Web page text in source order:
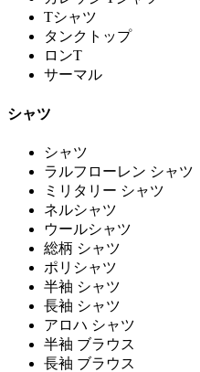
Tシャツ
タンクトップ
ロンT
サーマル
シャツ
シャツ
ラルフローレン シャツ
ミリタリー シャツ
ネルシャツ
ウールシャツ
総柄 シャツ
ポリシャツ
半袖 シャツ
長袖 シャツ
アロハ シャツ
半袖 ブラウス
長袖 ブラウス